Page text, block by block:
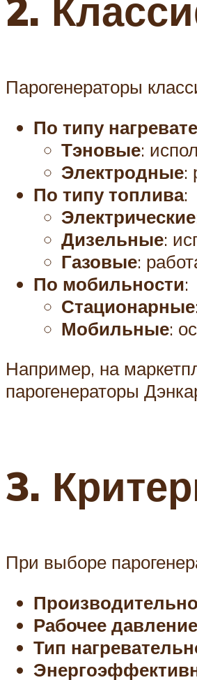
2.
Парогенераторы
По типу
Тэновые:
Электродные:
По типу топлива:
Электрические
Дизельные:
Газовые:
По мобильности:
Стационарные
Мобильные:
Например, на
парогенераторы
3.
При выборе
Рабочее давление
Тип